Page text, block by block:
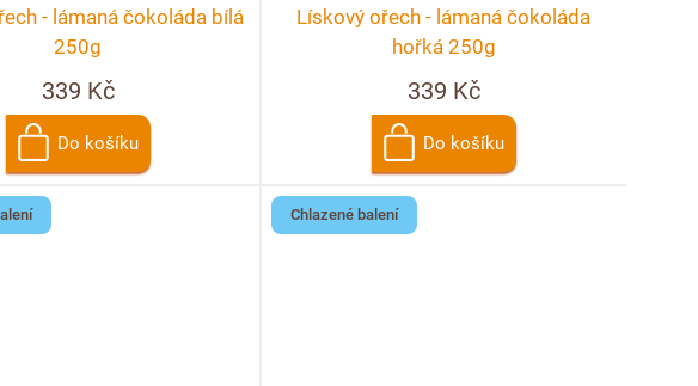
- lámaná čokoláda bílá
250g
339 Kč
Do košíku
Lískový ořech - lámaná čokoláda
hořká 250g
339 Kč
Do košíku
Chlazené balení